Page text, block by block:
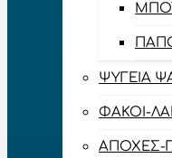
ΨΥΓΕΊΑ
ΦΑΚΟΊ-
ΑΠΌΧΕΣ-